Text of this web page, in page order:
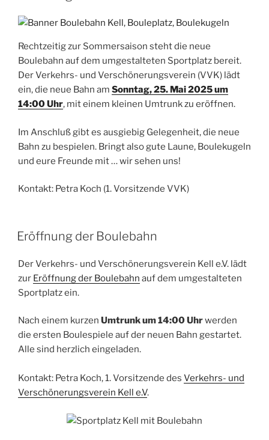
Rechtzeitig zur Sommersaison steht die neue
Boulebahn auf dem umgestalteten Sportplatz bereit.
Der Verkehrs- und Verschönerungsverein (VVK) lädt
ein, die neue Bahn am Sonntag, 25. Mai 2025 um
14:00 Uhr, mit einem kleinen Umtrunk zu eröffnen.
Im Anschluß gibt es ausgiebig Gelegenheit, die neue
Bahn zu bespielen. Bringt also gute Laune, Boulekugeln
und eure Freunde mit … wir sehen uns!
Kontakt: Petra Koch (1. Vorsitzende VVK)
Eröffnung der Boulebahn
Der Verkehrs- und Verschönerungsverein Kell e.V. lädt
zur Eröffnung der Boulebahn auf dem umgestalteten
Sportplatz ein.
Nach einem kurzen Umtrunk um 14:00 Uhrwerden
die ersten Boulespiele auf der neuen Bahn gestartet.
Alle sind herzlich eingeladen.
Kontakt: Petra Koch, 1. Vorsitzende des Verkehrs- und
Verschönerungsverein Kell e.V.